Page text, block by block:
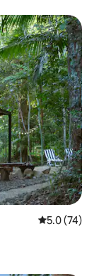
レビュー74
5.0 (74)